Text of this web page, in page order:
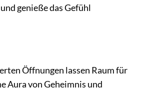
genieße das Gefühl
Öffnungen lassen Raum für
Aura von Geheimnis und